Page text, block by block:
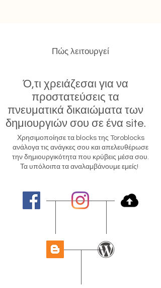
Πώς λειτουργεί
Ό,τι χρειάζεσαι για να
προστατεύσεις τα
πνευματικά δικαιώματα των
δημιουργιών σου σε ένα site.
Χρησιμοποίησε τα blocks της Toroblocks
ανάλογα τις ανάγκες σου και απελευθέρωσε
την δημιουργικότητα που κρύβεις μέσα σου.
Τα υπόλοιπα τα αναλαμβάνουμε εμείς!